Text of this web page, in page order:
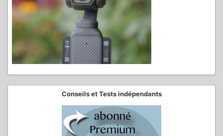
Conseils et Tests indépendants